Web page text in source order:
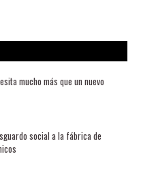
mucho más que un nuevo
social a la fábrica de